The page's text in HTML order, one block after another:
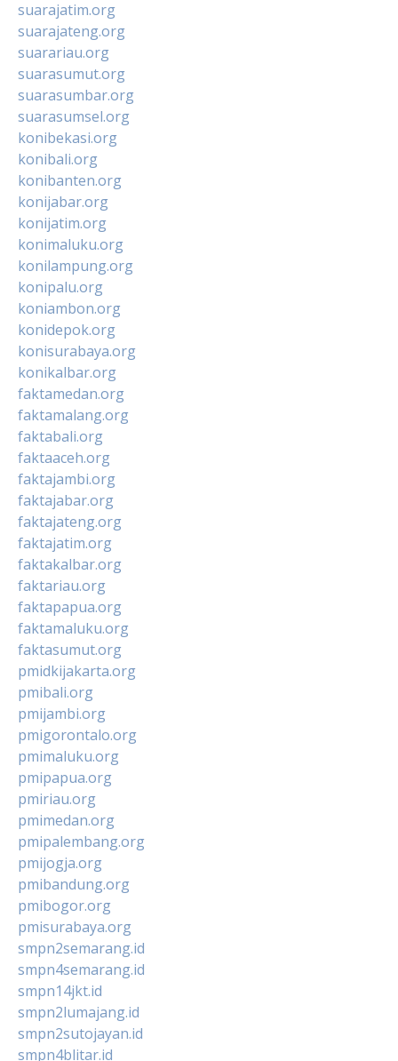
suarajatim.org
suarajateng.org
suarariau.org
suarasumut.org
suarasumbar.org
suarasumsel.org
konibekasi.org
konibali.org
konibanten.org
konijabar.org
konijatim.org
konimaluku.org
konilampung.org
konipalu.org
koniambon.org
konidepok.org
konisurabaya.org
konikalbar.org
faktamedan.org
faktamalang.org
faktabali.org
faktaaceh.org
faktajambi.org
faktajabar.org
faktajateng.org
faktajatim.org
faktakalbar.org
faktariau.org
faktapapua.org
faktamaluku.org
faktasumut.org
pmidkijakarta.org
pmibali.org
pmijambi.org
pmigorontalo.org
pmimaluku.org
pmipapua.org
pmiriau.org
pmimedan.org
pmipalembang.org
pmijogja.org
pmibandung.org
pmibogor.org
pmisurabaya.org
smpn2semarang.id
smpn4semarang.id
smpn14jkt.id
smpn2lumajang.id
smpn2sutojayan.id
smpn4blitar.id